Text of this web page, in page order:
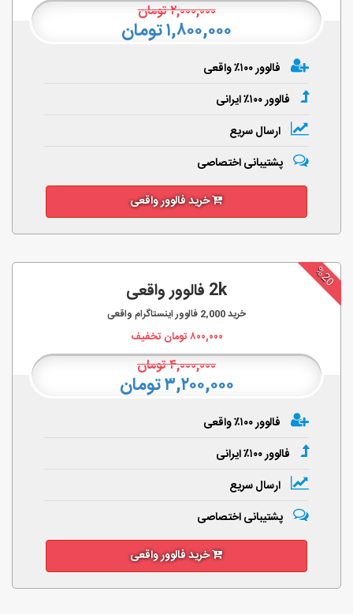
۲,۰۰۰,۰۰۰تومان
۱,۸۰۰,۰۰۰ تومان
فالوور ۱۰۰٪ واقعی
فالوور ۱۰۰٪ ایرانی
ارسال سریع
پشتیبانی اختصاصی
خرید فالوور واقعی
%20
2k فالوور واقعی
خرید2,000 فالوور اینستاگرام واقعی
۸۰۰,۰۰۰تومان تخفیف
۴,۰۰۰,۰۰۰تومان
۳,۲۰۰,۰۰۰ تومان
فالوور ۱۰۰٪ واقعی
فالوور ۱۰۰٪ ایرانی
ارسال سریع
پشتیبانی اختصاصی
خرید فالوور واقعی